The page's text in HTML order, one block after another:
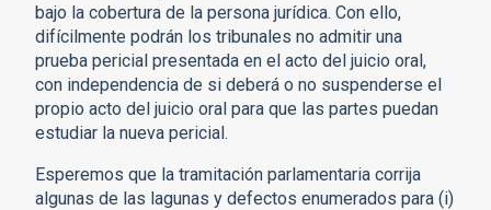
bajo la cobertura de la persona jurídica. Con ello,
difícilmente podrán los tribunales no admitir una
prueba pericial presentada en el acto del juicio oral,
con independencia de si deberá o no suspenderse el
propio acto del juicio oral para que las partes puedan
estudiar la nueva pericial.
Esperemos que la tramitación parlamentaria corrija
algunas de las lagunas y defectos enumerados para (i)